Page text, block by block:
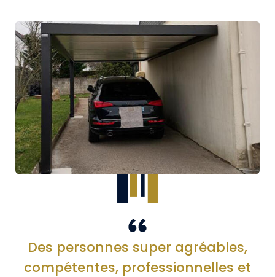
Des personnes super agréables,
compétentes, professionnelles et